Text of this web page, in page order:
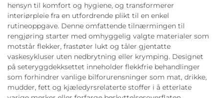
hensyn til komfort og hygiene, og transformerer
interiørpleie fra en utfordrende plikt til en enkel
rutineoppgave. Denne omfattende tilnærmingen til
rengjøring starter med omhyggelig valgte materialer som
motstår flekker, frastøter lukt og tåler gjentatte
vaskesykluser uten nedbrytning eller krymping. Designet
på seteryggdekksettet inneholder flekkfrie behandlinger
som forhindrer vanlige bilforurensninger som mat, drikke,
mudder, fett og kjæledyrsrelaterte stoffer i å etterlate